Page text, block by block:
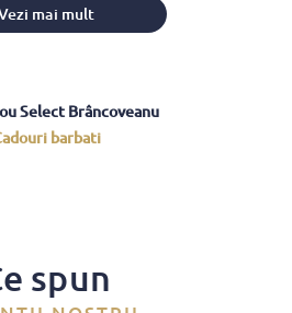
mai mult
Select Brâncoveanu
barbati
spun